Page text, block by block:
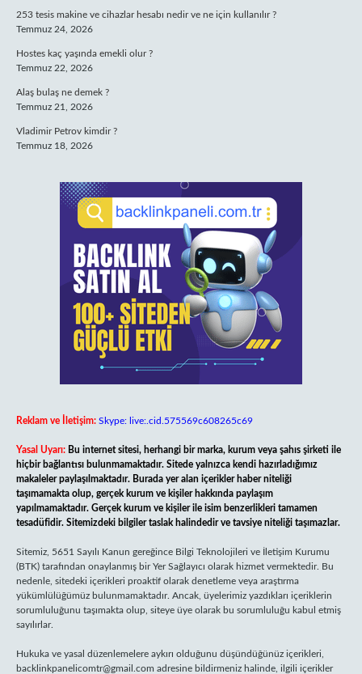
253 tesis makine ve cihazlar hesabı nedir ve ne için kullanılır ?
Temmuz 24, 2026
Hostes kaç yaşında emekli olur ?
Temmuz 22, 2026
Alaş bulaş ne demek ?
Temmuz 21, 2026
Vladimir Petrov kimdir ?
Temmuz 18, 2026
Reklam ve İletişim: Skype: live:.cid.575569c608265c69
Yasal Uyarı: Bu internet sitesi, herhangi bir marka, kurum veya şahıs şirketi ile
hiçbir bağlantısı bulunmamaktadır. Sitede yalnızca kendi hazırladığımız
makaleler paylaşılmaktadır. Burada yer alan içerikler haber niteliği
taşımamakta olup, gerçek kurum ve kişiler hakkında paylaşım
yapılmamaktadır. Gerçek kurum ve kişiler ile isim benzerlikleri tamamen
tesadüfidir. Sitemizdeki bilgiler taslak halindedir ve tavsiye niteliği taşımazlar.
Sitemiz, 5651 Sayılı Kanun gereğince Bilgi Teknolojileri ve İletişim Kurumu
(BTK) tarafından onaylanmış bir Yer Sağlayıcı olarak hizmet vermektedir. Bu
nedenle, sitedeki içerikleri proaktif olarak denetleme veya araştırma
yükümlülüğümüz bulunmamaktadır. Ancak, üyelerimiz yazdıkları içeriklerin
sorumluluğunu taşımakta olup, siteye üye olarak bu sorumluluğu kabul etmiş
sayılırlar.
Hukuka ve yasal düzenlemelere aykırı olduğunu düşündüğünüz içerikleri,
backlinkpanelicomtr@gmail.com adresine bildirmeniz halinde, ilgili içerikler